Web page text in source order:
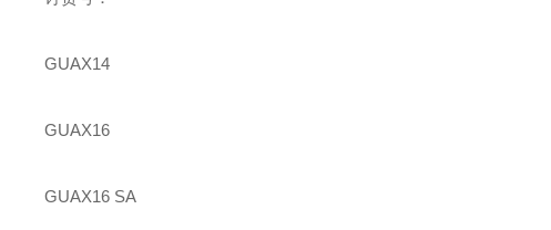
GUAX14
GUAX16
GUAX16 SA